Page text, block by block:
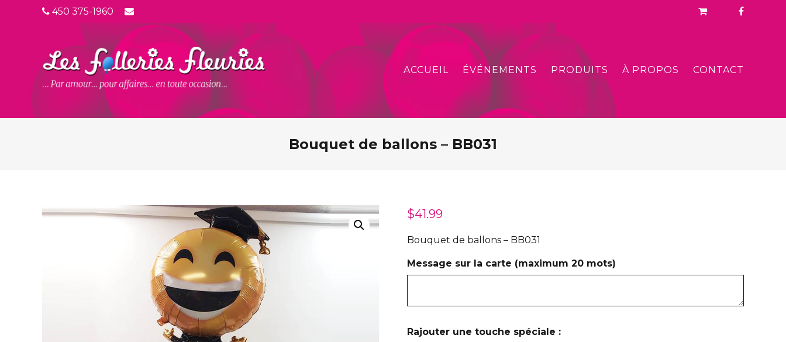
450 375-1960
ACCUEIL ÉVÉNEMENTS PRODUITS À PROPOS CONTACT
Bouquet de ballons – BB031
$41.99
Bouquet de ballons – BB031
Message sur la carte (maximum 20 mots)
Rajouter une touche spéciale :